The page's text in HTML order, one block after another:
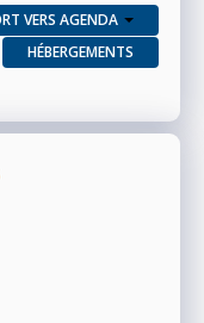
VERS AGENDA
HÉBERGEMENTS